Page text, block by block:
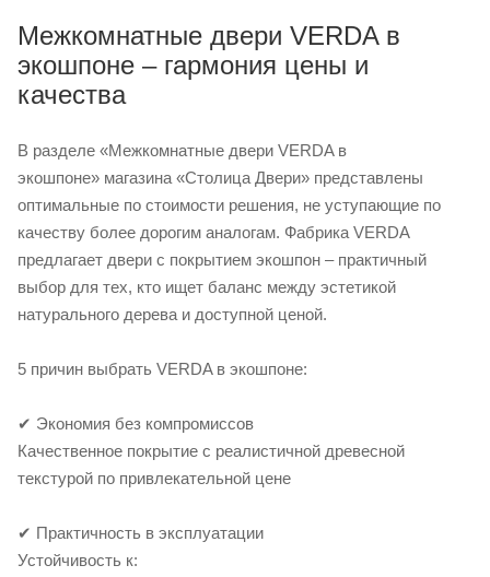
Межкомнатные двери VERDA в
экошпоне – гармония цены и
качества
В разделе «Межкомнатные двери VERDA в
экошпоне» магазина «Столица Двери» представлены
оптимальные по стоимости решения, не уступающие по
качеству более дорогим аналогам. Фабрика VERDA
предлагает двери с покрытием экошпон – практичный
выбор для тех, кто ищет баланс между эстетикой
натурального дерева и доступной ценой.
5 причин выбрать VERDA в экошпоне:
✔ Экономия без компромиссов
Качественное покрытие с реалистичной древесной
текстурой по привлекательной цене
✔ Практичность в эксплуатации
Устойчивость к: